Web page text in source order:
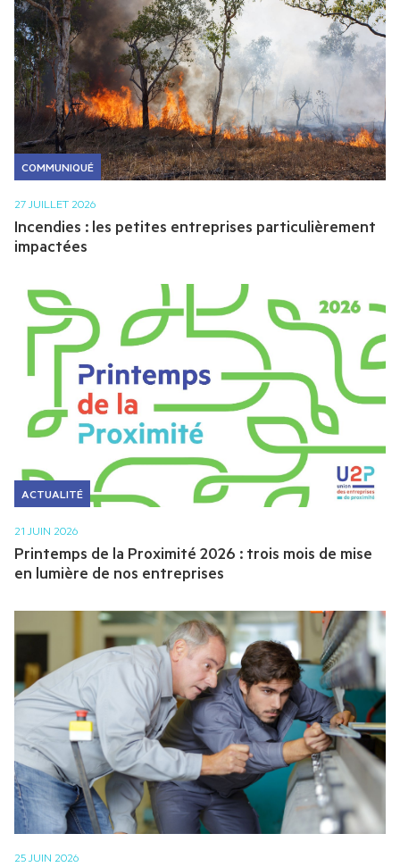
CHAÎNE YOUTUBE
COMMUNIQUÉ
27 JUILLET 2026
Incendies : les petites entreprises particulièrement
impactées
ACTUALITÉ
21 JUIN 2026
Printemps de la Proximité 2026 : trois mois de mise
en lumière de nos entreprises
25 JUIN 2026